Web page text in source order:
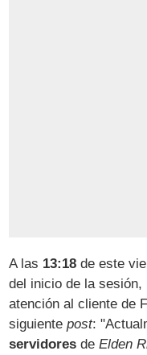
A las 13:18 de este
del inicio de la
atención al cliente de
siguientepost:
servidores deElden